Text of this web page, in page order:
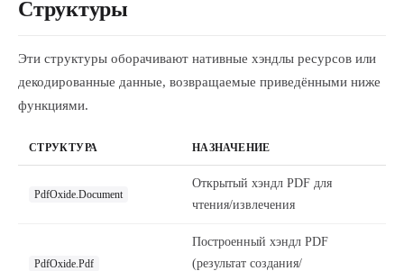
Структуры
Эти структуры оборачивают нативные хэндлы ресурсов или
декодированные данные, возвращаемые приведёнными ниже
функциями.
СТРУКТУРА НАЗНАЧЕНИЕ
PdfOxide.Document
Открытый хэндл PDF для
чтения/извлечения
PdfOxide.Pdf
Построенный хэндл PDF
(результат создания/